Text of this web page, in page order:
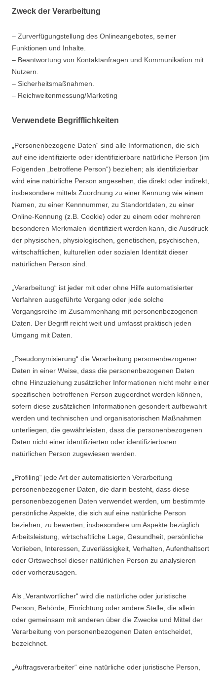
Zweck der Verarbeitung
– Zurverfügungstellung des Onlineangebotes, seiner
Funktionen und Inhalte.
– Beantwortung von Kontaktanfragen und Kommunikation mit
Nutzern.
– Sicherheitsmaßnahmen.
– Reichweitenmessung/Marketing
Verwendete Begrifflichkeiten
„Personenbezogene Daten“ sind alle Informationen, die sich
auf eine identifizierte oder identifizierbare natürliche Person (im
Folgenden „betroffene Person“) beziehen; als identifizierbar
wird eine natürliche Person angesehen, die direkt oder indirekt,
insbesondere mittels Zuordnung zu einer Kennung wie einem
Namen, zu einer Kennnummer, zu Standortdaten, zu einer
Online-Kennung (z.B. Cookie) oder zu einem oder mehreren
besonderen Merkmalen identifiziert werden kann, die Ausdruck
der physischen, physiologischen, genetischen, psychischen,
wirtschaftlichen, kulturellen oder sozialen Identität dieser
natürlichen Person sind.
„Verarbeitung“ ist jeder mit oder ohne Hilfe automatisierter
Verfahren ausgeführte Vorgang oder jede solche
Vorgangsreihe im Zusammenhang mit personenbezogenen
Daten. Der Begriff reicht weit und umfasst praktisch jeden
Umgang mit Daten.
„Pseudonymisierung“ die Verarbeitung personenbezogener
Daten in einer Weise, dass die personenbezogenen Daten
ohne Hinzuziehung zusätzlicher Informationen nicht mehr einer
spezifischen betroffenen Person zugeordnet werden können,
sofern diese zusätzlichen Informationen gesondert aufbewahrt
werden und technischen und organisatorischen Maßnahmen
unterliegen, die gewährleisten, dass die personenbezogenen
Daten nicht einer identifizierten oder identifizierbaren
natürlichen Person zugewiesen werden.
„Profiling“ jede Art der automatisierten Verarbeitung
personenbezogener Daten, die darin besteht, dass diese
personenbezogenen Daten verwendet werden, um bestimmte
persönliche Aspekte, die sich auf eine natürliche Person
beziehen, zu bewerten, insbesondere um Aspekte bezüglich
Arbeitsleistung, wirtschaftliche Lage, Gesundheit, persönliche
Vorlieben, Interessen, Zuverlässigkeit, Verhalten, Aufenthaltsort
oder Ortswechsel dieser natürlichen Person zu analysieren
oder vorherzusagen.
Als „Verantwortlicher“ wird die natürliche oder juristische
Person, Behörde, Einrichtung oder andere Stelle, die allein
oder gemeinsam mit anderen über die Zwecke und Mittel der
Verarbeitung von personenbezogenen Daten entscheidet,
bezeichnet.
„Auftragsverarbeiter“ eine natürliche oder juristische Person,